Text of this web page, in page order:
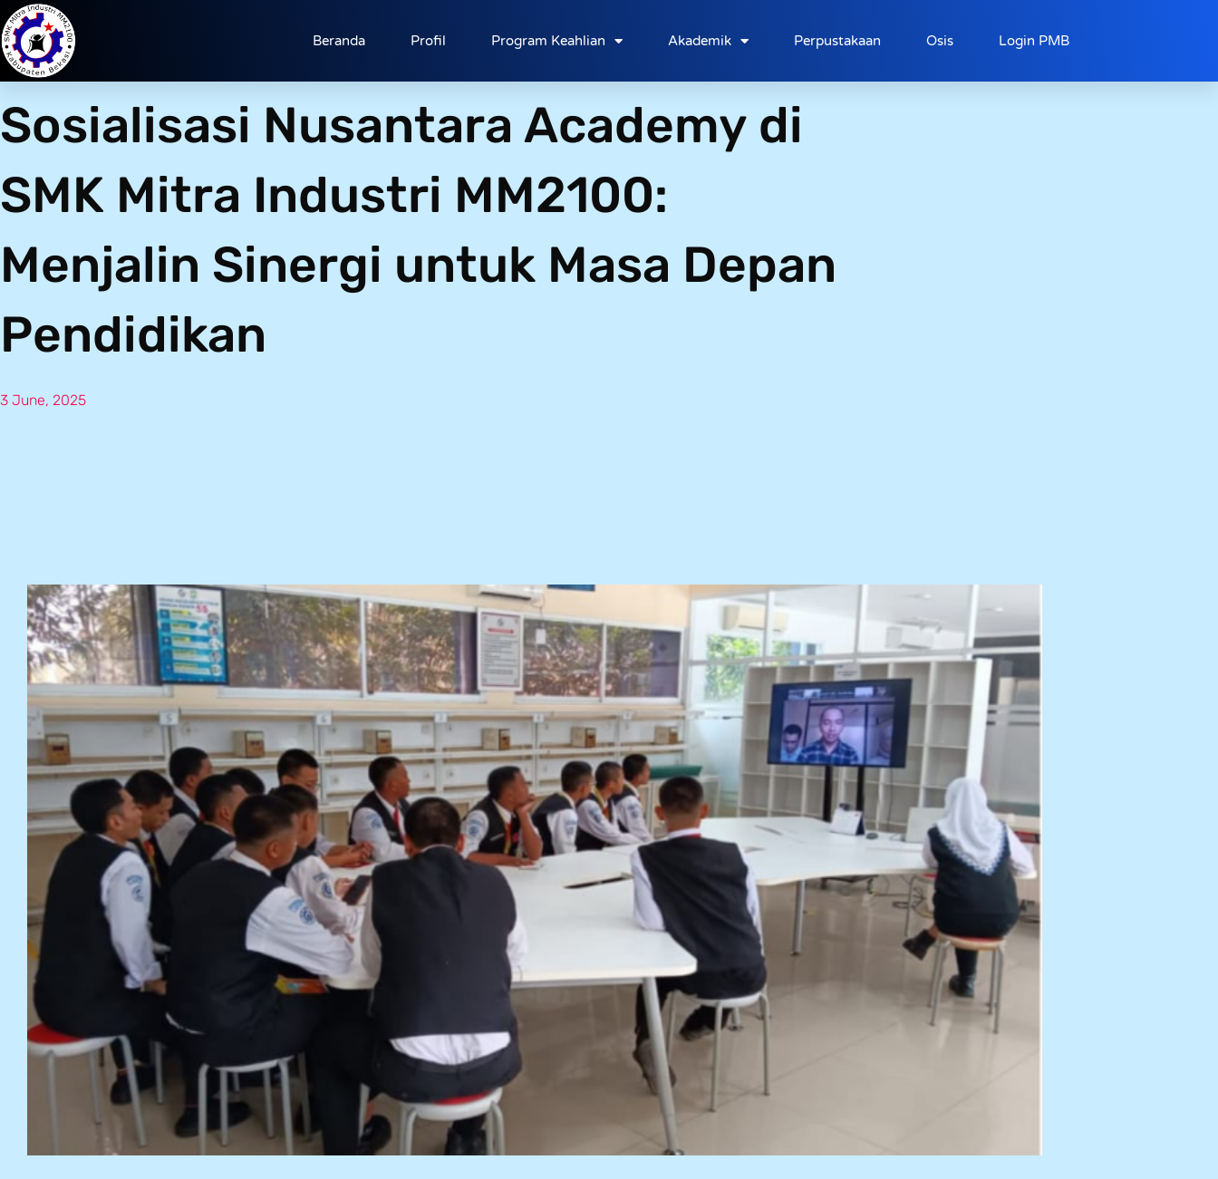
Beranda Profil Program Keahlian Akademik Perpustakaan Osis Login PMB
Sosialisasi Nusantara Academy di
SMK Mitra Industri MM2100:
Menjalin Sinergi untuk Masa Depan
Pendidikan
3 June, 2025